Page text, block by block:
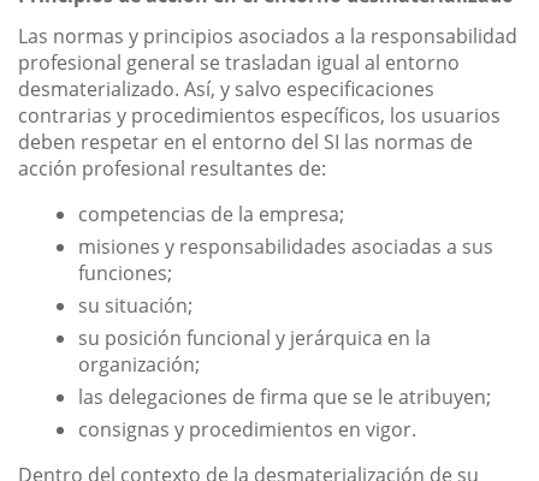
Las normas y principios asociados a la responsabilidad
profesional general se trasladan igual al entorno
desmaterializado. Así, y salvo especificaciones
contrarias y procedimientos específicos, los usuarios
deben respetar en el entorno del SI las normas de
acción profesional resultantes de:
competencias de la empresa;
misiones y responsabilidades asociadas a sus
funciones;
su situación;
su posición funcional y jerárquica en la
organización;
las delegaciones de firma que se le atribuyen;
consignas y procedimientos en vigor.
Dentro del contexto de la desmaterialización de su